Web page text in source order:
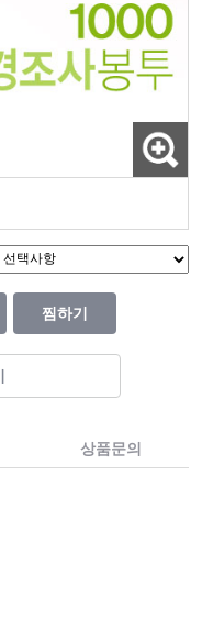
찜하기
상품문의